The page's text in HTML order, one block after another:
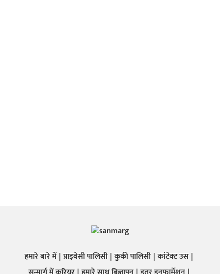
हमारे बारे में प्राइवेसी पालिसी कुकी पालिसी कांटेक्ट उस